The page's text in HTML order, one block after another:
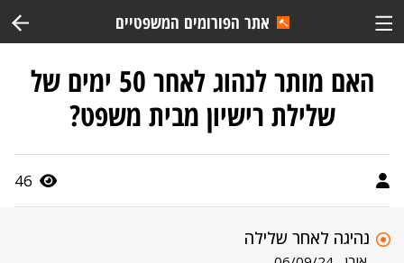
אתר הפורומים המשפטיים
האם מותר לנהוג לאחר 50 ימים של
שלילת רישיון מבית משפט?
46
נהיגה לאחר שלילה